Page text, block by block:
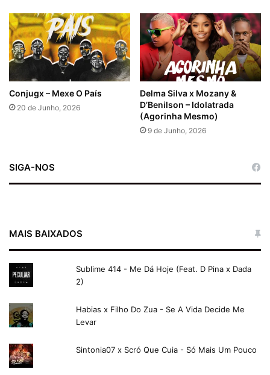
Conjugx – Mexe O País
20 de Junho, 2026
Delma Silva x Mozany &
D’Benilson – Idolatrada
(Agorinha Mesmo)
9 de Junho, 2026
SIGA-NOS
MAIS BAIXADOS
Sublime 414 - Me Dá Hoje (Feat. D Pina x Dada
2)
Habias x Filho Do Zua - Se A Vida Decide Me
Levar
Sintonia07 x Scró Que Cuia - Só Mais Um Pouco